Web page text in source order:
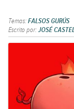
Temas:FALSOS GURÚS
Escrito por:JOSÉ